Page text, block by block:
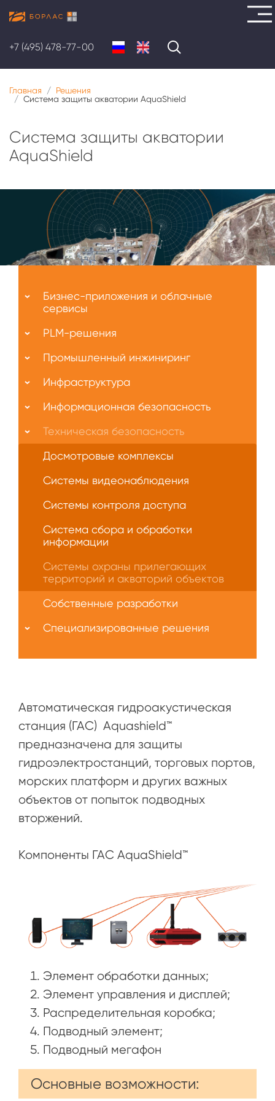
основному
содержанию
+7 (495) 478-77-00
Главная
Решения
Система защиты акватории AquaShield
Система защиты акватории
AquaShield
Автоматическая гидроакустическая
станция (ГАС) Aquashield™
предназначена для защиты
гидроэлектростанций, торговых портов,
морских платформ и других важных
объектов от попыток подводных
вторжений.
Компоненты ГАС AquaShield™
Элемент обработки данных;
Элемент управления и дисплей;
Распределительная коробка;
Подводный элемент;
Подводный мегафон
Основные возможности:
нас
Бизнес-приложения и облачные
сервисы
PLM-решения
Промышленный инжиниринг
Инфраструктура
Информационная безопасность
Техническая безопасность
Досмотровые комплексы
Системы видеонаблюдения
Системы контроля доступа
Система сбора и обработки
информации
Системы охраны прилегающих
территорий и акваторий объектов
Собственные разработки
Специализированные решения